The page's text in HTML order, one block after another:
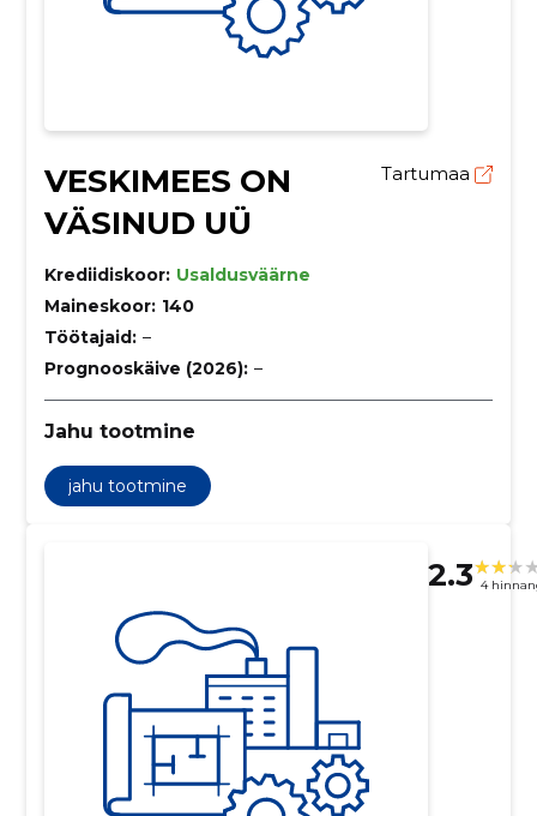
VESKIMEES ON
VÄSINUD UÜ
Tartumaa
Krediidiskoor: Usaldusväärne
Maineskoor: 140
Töötajaid: –
Prognooskäive (2026): –
Jahu tootmine
jahu tootmine
2.3 4